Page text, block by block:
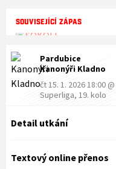
SOUVISEJÍCÍ ZÁPAS
Pardubice
Kanonýři Kladno
čt 15. 1. 2026 18:00 @
Superliga, 19. kolo
Detail utkání
Textový online přenos